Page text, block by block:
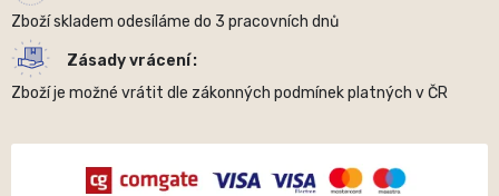
Zboží skladem odesíláme do 3 pracovních dnů
Zásady vrácení
Zboží je možné vrátit dle zákonných podmínek platných v ČR